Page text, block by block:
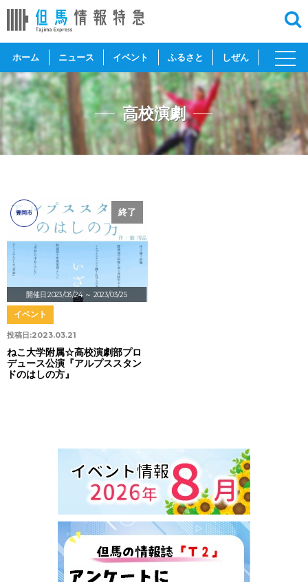
ホーム ニュース イベント ふるさと しぜん
toggle
高校演劇
開催日:2023/03/24 ～ 2023/03/25
終了
豊岡市
投稿日:2023.03.21
イベント
ねこ大学附属☆高校演劇部プロ
デュース公演『アルプススタン
ドのはしの方』